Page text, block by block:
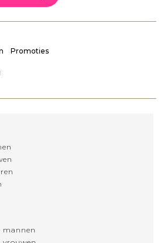
Promoties
mannen